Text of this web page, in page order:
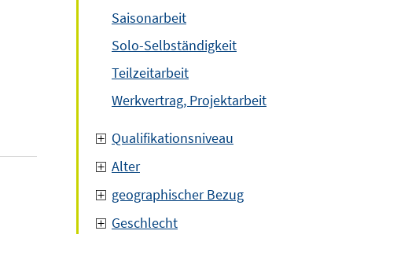
Saisonarbeit
Solo-Selbständigkeit
Teilzeitarbeit
Werkvertrag, Projektarbeit
Qualifikationsniveau
Alter
geographischer Bezug
Geschlecht